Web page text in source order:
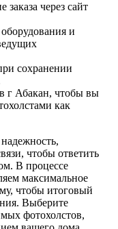
через сайт
и
сохранении
г Абакан, чтобы вы
как
чтобы ответить
В процессе
максимальное
чтобы итоговый
Выберите
фотохолстов,